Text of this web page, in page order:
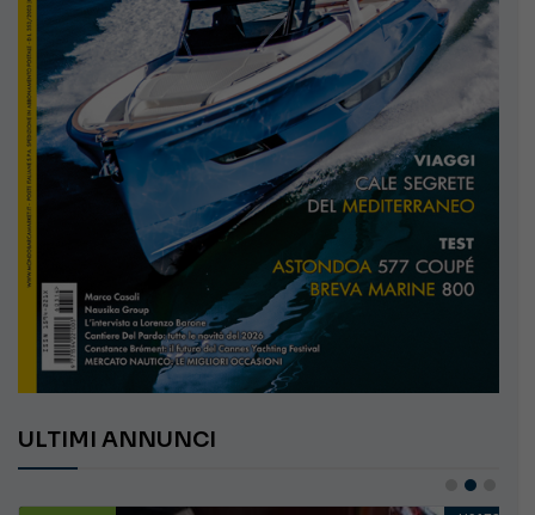
ULTIMI ANNUNCI